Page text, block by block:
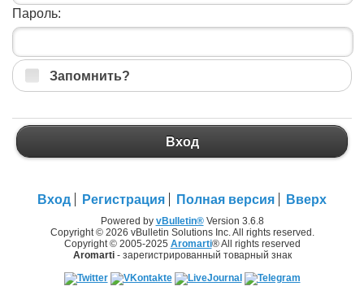
Пароль:
Запомнить?
Вход
Вход Регистрация Полная версия Вверх
Powered by vBulletin®Version 3.6.8
Copyright © 2026 vBulletin Solutions Inc. All rights reserved.
Copyright © 2005-2025 Aromarti® All rights reserved
Aromarti- зарегистрированный товарный знак